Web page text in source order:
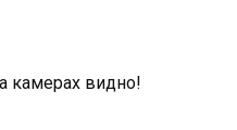
камерах видно!